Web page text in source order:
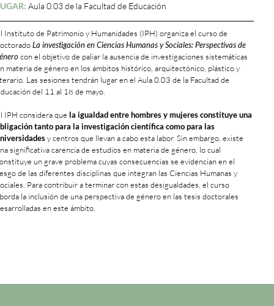
Aula 0.03 de la Facultad de Educación
Instituto de Patrimonio y Humanidades (IPH) organiza el curso de
La investigación en Ciencias Humanas y Sociales: Perspectivas de
con el objetivo de paliar la ausencia de investigaciones sistemáticas
materia de género en los ámbitos histórico, arquitectónico, plástico y
Las sesiones tendrán lugar en el Aula 0.03 de la Facultad de
del 11 al 18 de mayo.
IPH considera que la igualdad entre hombres y mujeres constituye una
tanto para la investigación científica como para las
y centros que llevan a cabo esta labor. Sin embargo, existe
significativa carencia de estudios en materia de género, lo cual
un grave problema cuyas consecuencias se evidencian en el
de las diferentes disciplinas que integran las Ciencias Humanas y
Para contribuir a terminar con estas desigualdades, el curso
la inclusión de una perspectiva de género en las tesis doctorales
en este ámbito.